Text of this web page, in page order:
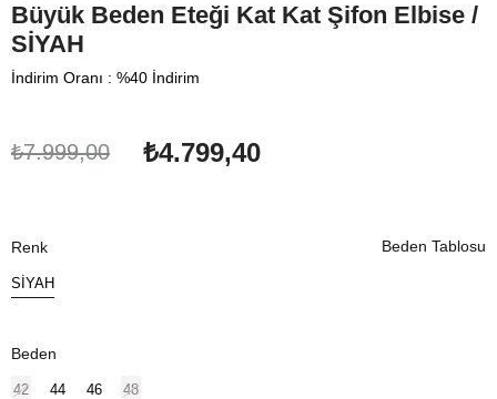
Büyük Beden Eteği Kat Kat Şifon Elbise /
SİYAH
İndirim Oranı : %40 İndirim
₺7.999,00 ₺4.799,40
Beden Tablosu
Renk
SİYAH
Beden
42 44 46 48